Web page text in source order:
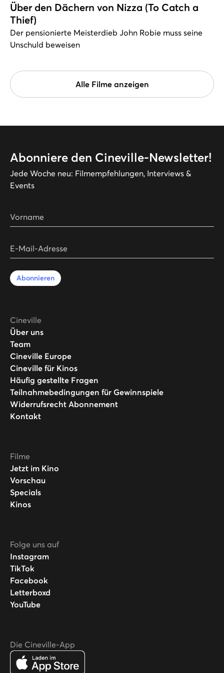
Über den Dächern von Nizza (To Catch a
Thief)
Der pensionierte Meisterdieb John Robie muss seine
Unschuld beweisen
Alle Filme anzeigen
Abonniere den Cineville-Newsletter!
Jede Woche neu: Filmempfehlungen, Interviews &
Events
Vorname
E-Mail-Adresse
Abonnieren
Cineville
Über uns
Team
Cineville Europe
Cineville für Kinos
Häufig gestellte Fragen
Teilnahmebedingungen für Gewinnspiele
Widerrufsrecht Abonnement
Kontakt
Filme
Jetzt im Kino
Vorschau
Specials
Kinos
Folge uns auf
Instagram
TikTok
Facebook
Letterboxd
YouTube
Die Cineville-App